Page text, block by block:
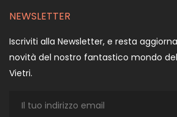
NEWSLETTER
Iscriviti alla Newsletter, e resta
novità del nostro fantastico mondo
Vietri.